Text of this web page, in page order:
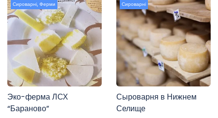
Сироварні, Ферми
Эко-ферма ЛСХ
“Бараново”
Сироварні
Сыроварня в Нижнем
Селище